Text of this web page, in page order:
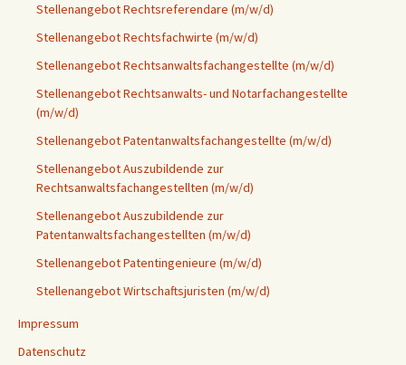
Stellenangebot Rechtsreferendare (m/w/d)
Stellenangebot Rechtsfachwirte (m/w/d)
Stellenangebot Rechtsanwaltsfachangestellte (m/w/d)
Stellenangebot Rechtsanwalts- und Notarfachangestellte
(m/w/d)
Stellenangebot Patentanwaltsfachangestellte (m/w/d)
Stellenangebot Auszubildende zur
Rechtsanwaltsfachangestellten (m/w/d)
Stellenangebot Auszubildende zur
Patentanwaltsfachangestellten (m/w/d)
Stellenangebot Patentingenieure (m/w/d)
Stellenangebot Wirtschaftsjuristen (m/w/d)
Impressum
Datenschutz